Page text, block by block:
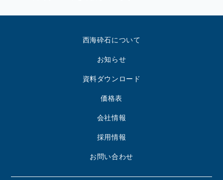
西海砕石について
お知らせ
資料ダウンロード
価格表
会社情報
採用情報
お問い合わせ